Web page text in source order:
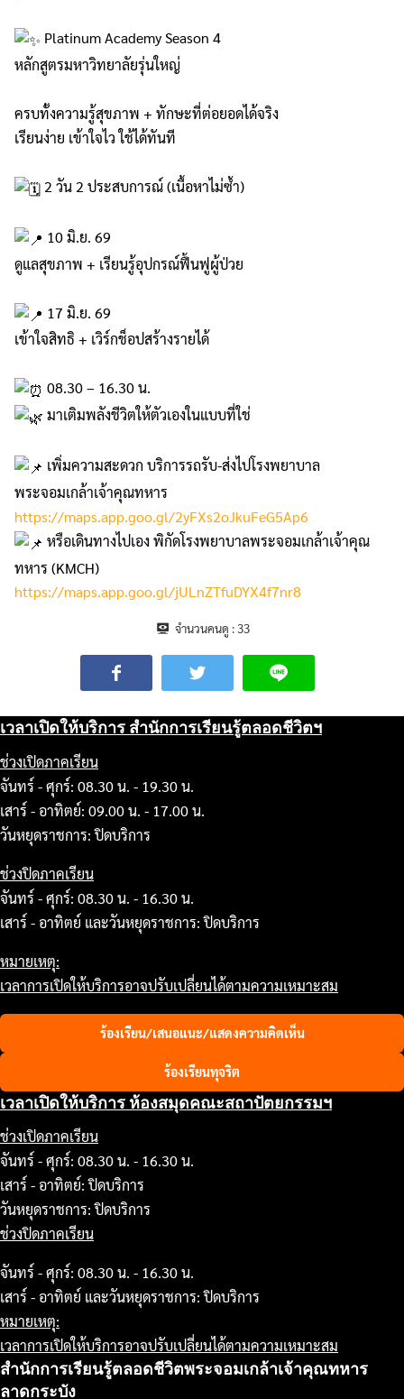
Platinum Academy Season 4
หลักสูตรมหาวิทยาลัยรุ่นใหญ่
ครบทั้งความรู้สุขภาพ + ทักษะที่ต่อยอดได้จริง
เรียนง่าย เข้าใจไว ใช้ได้ทันที
2 วัน 2 ประสบการณ์ (เนื้อหาไม่ซ้ำ)
10 มิ.ย. 69
ดูแลสุขภาพ + เรียนรู้อุปกรณ์ฟื้นฟูผู้ป่วย
17 มิ.ย. 69
เข้าใจสิทธิ + เวิร์กช็อปสร้างรายได้
08.30 – 16.30 น.
มาเติมพลังชีวิตให้ตัวเองในแบบที่ใช่
เพิ่มความสะดวก บริการรถรับ-ส่งไปโรงพยาบาล
พระจอมเกล้าเจ้าคุณทหาร
https://maps.app.goo.gl/2yFXs2oJkuFeG5Ap6
หรือเดินทางไปเอง พิกัดโรงพยาบาลพระจอมเกล้าเจ้าคุณ
ทหาร (KMCH)
https://maps.app.goo.gl/jULnZTfuDYX4f7nr8
จำนวนคนดู :33
เวลาเปิดให้บริการ สำนักการเรียนรู้ตลอดชีวิตฯ
ช่วงเปิดภาคเรียน
จันทร์ - ศุกร์: 08.30 น. - 19.30 น.
เสาร์ - อาทิตย์: 09.00 น. - 17.00 น.
วันหยุดราชการ: ปิดบริการ
ช่วงปิดภาคเรียน
จันทร์ - ศุกร์: 08.30 น. - 16.30 น.
เสาร์ - อาทิตย์ และวันหยุดราชการ: ปิดบริการ
หมายเหตุ:
เวลาการเปิดให้บริการอาจปรับเปลี่ยนได้ตามความเหมาะสม
ร้องเรียน/เสนอแนะ/แสดงความคิดเห็น
ร้องเรียนทุจริต
เวลาเปิดให้บริการ ห้องสมุดคณะสถาปัตยกรรมฯ
ช่วงเปิดภาคเรียน
จันทร์ - ศุกร์: 08.30 น. - 16.30 น.
เสาร์ - อาทิตย์: ปิดบริการ
วันหยุดราชการ: ปิดบริการ
ช่วงปิดภาคเรียน
จันทร์ - ศุกร์: 08.30 น. - 16.30 น.
เสาร์ - อาทิตย์ และวันหยุดราชการ: ปิดบริการ
หมายเหตุ:
เวลาการเปิดให้บริการอาจปรับเปลี่ยนได้ตามความเหมาะสม
สำนักการเรียนรู้ตลอดชีวิตพระจอมเกล้าเจ้าคุณทหาร
ลาดกระบัง